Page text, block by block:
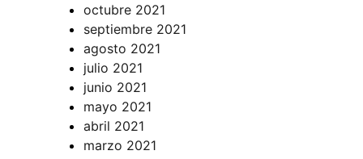
octubre 2021
septiembre 2021
agosto 2021
julio 2021
junio 2021
mayo 2021
abril 2021
marzo 2021